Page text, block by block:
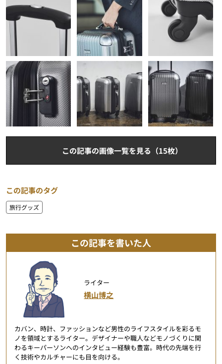
この記事の画像一覧を見る（15枚）
この記事のタグ
旅行グッズ
この記事を書いた人
ライター
横山博之
カバン、時計、ファッションなど男性のライフスタイルを彩るモ
ノを領域とするライター。デザイナーや職人などモノづくりに関
わるキーパーソンへのインタビュー経験も豊富。時代の先端を行
く技術やカルチャーにも目を向ける。